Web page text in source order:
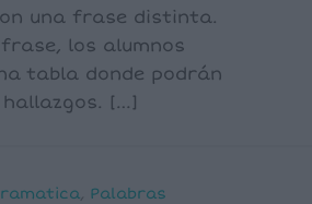
una frase distinta.
los alumnos
tabla donde podrán
[…]
, Palabras